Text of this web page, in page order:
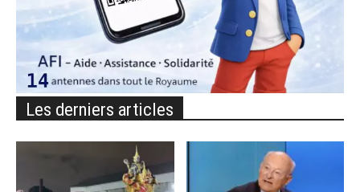
Les derniers articles